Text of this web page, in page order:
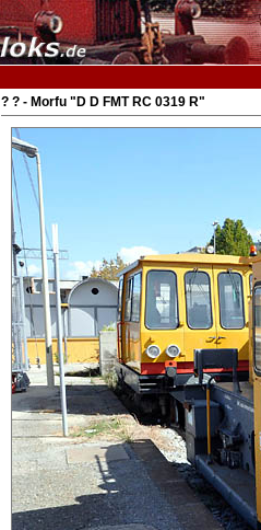
? ? - Morfu "D D FMT RC 0319 R"